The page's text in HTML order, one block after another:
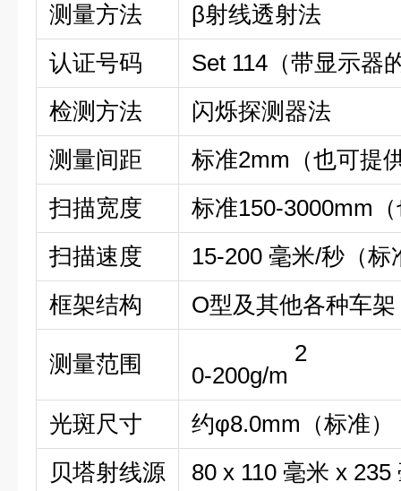
测量方法
β射线透射法
认证号码
Set 114（带显示器
检测方法
闪烁探测器法
测量间距
标准2mm（也可提
扫描宽度
标准150-3000mm
扫描速度
15-200 毫米/秒（标
框架结构
O型及其他各种车架
测量范围 0-200g/m
2
光斑尺寸
约φ8.0mm（标准）
贝塔射线源
80 x 110 毫米 x